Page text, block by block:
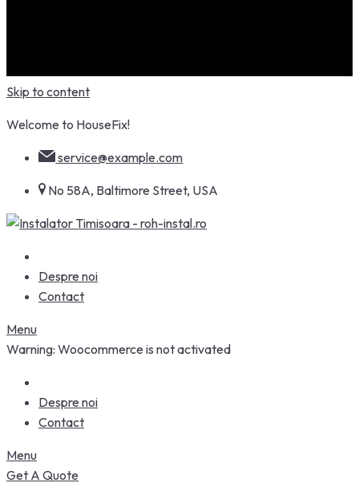
Skip to content
Welcome to HouseFix!
service@example.com
No 58A, Baltimore Street, USA
Despre noi
Contact
Menu
Warning: Woocommerce is not activated
Despre noi
Contact
Menu
Get A Quote